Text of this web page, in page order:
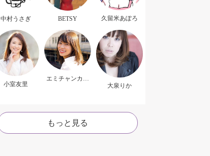
中村うさぎ BETSY 久留米あぽろ
小室友里
エミチャンカパ
大泉りか
もっと見る